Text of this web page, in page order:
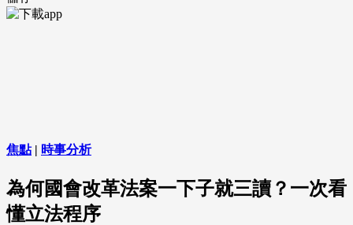
焦點| 時事分析
為何國會改革法案一下子就三讀？一次看
懂立法程序